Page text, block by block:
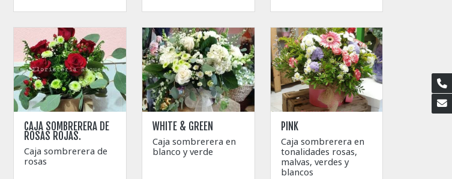
CAJA SOMBRERERA DE
ROSAS ROJAS.
Caja sombrerera de
rosas
WHITE & GREEN
Caja sombrerera en
blanco y verde
PINK
Caja sombrerera en
tonalidades rosas,
malvas, verdes y
blancos